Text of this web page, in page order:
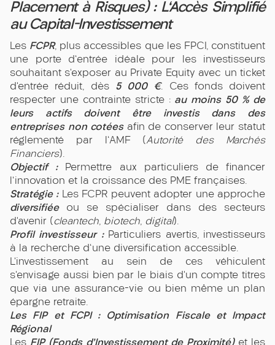
Placement à Risques) : L'Accès Simplifié
au Capital-Investissement
Les FCPR, plus accessibles que les FPCI, constituent
une porte d'entrée idéale pour les investisseurs
souhaitant s’exposer au Private Equity avec un ticket
d’entrée réduit, dès 5 000 €. Ces fonds doivent
respecter une contrainte stricte : au moins 50 % de
leurs actifs doivent être investis dans des
entreprises non cotéesafin de conserver leur statut
réglementé par l'AMF (Autorité des Marchés
Financiers).
Objectif :Permettre aux particuliers de financer
l'innovation et la croissance des PME françaises.
Stratégie :Les FCPR peuvent adopter une approche
diversifiéeou se spécialiser dans des secteurs
d’avenir (cleantech, biotech, digital).
Profil investisseur :Particuliers avertis, investisseurs
à la recherche d'une diversification accessible.
L’investissement au sein de ces véhiculent
s’envisage aussi bien par le biais d’un compte titres
que via une assurance-vie ou bien même un plan
épargne retraite.
Les FIP et FCPI : Optimisation Fiscale et Impact
Régional
Les FIP (Fonds d’Investissement de Proximité)et les